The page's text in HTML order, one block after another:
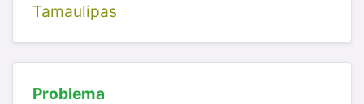
Tamaulipas
Problema